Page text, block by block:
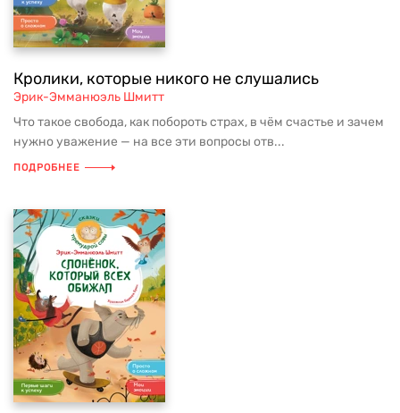
Кролики, которые никого не слушались
Эрик-Эмманюэль Шмитт
Что такое свобода, как побороть страх, в чём счастье и зачем
нужно уважение — на все эти вопросы отв...
ПОДРОБНЕЕ